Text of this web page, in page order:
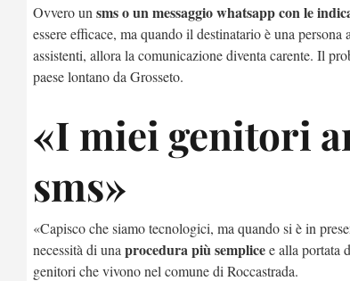
Ovvero un sms o un messaggio whatsapp con le
essere efficace, ma quando il destinatario è una
assistenti, allora la comunicazione diventa carente. Il
paese lontano da Grosseto.
«I miei genitori
sms»
«Capisco che siamo tecnologici, ma quando si è in
necessità di una procedura più semplicee alla portata
genitori che vivono nel comune di Roccastrada.